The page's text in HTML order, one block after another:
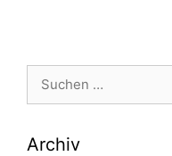
Archiv